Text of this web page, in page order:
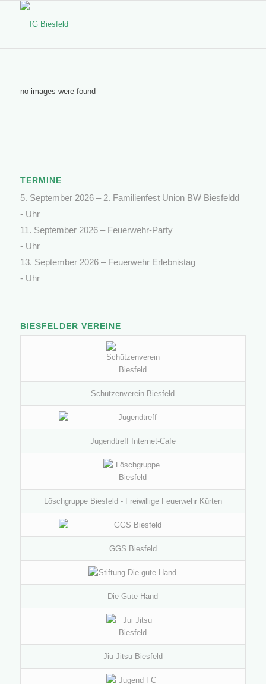
no images were found
TERMINE
5. September 2026 – 2. Familienfest Union BW Biesfeldd
- Uhr
11. September 2026 – Feuerwehr-Party
- Uhr
13. September 2026 – Feuerwehr Erlebnistag
- Uhr
BIESFELDER VEREINE
Schützenverein Biesfeld
Jugendtreff Internet-Cafe
Löschgruppe Biesfeld - Freiwillige Feuerwehr Kürten
GGS Biesfeld
Die Gute Hand
Jiu Jitsu Biesfeld